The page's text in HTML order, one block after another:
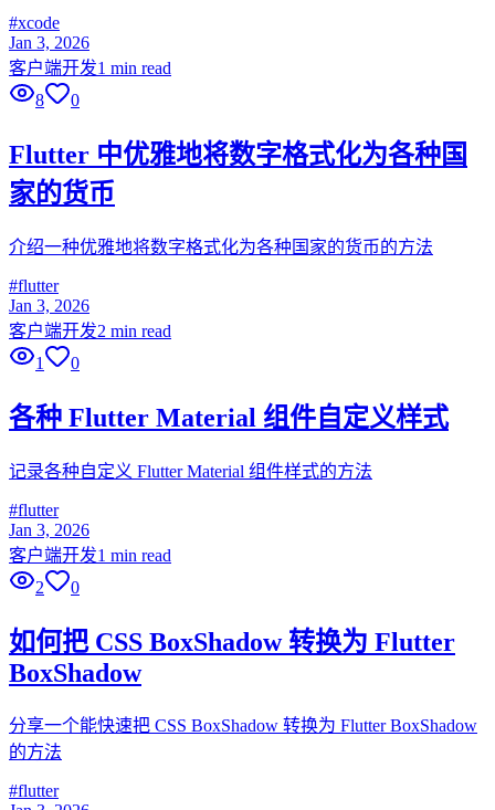
#xcode
Jan 3, 2026
客户端开发1 min read
8
0
Flutter 中优雅地将数字格式化为各种国
家的货币
介绍一种优雅地将数字格式化为各种国家的货币的方法
#flutter
Jan 3, 2026
客户端开发2 min read
1
0
各种 Flutter Material 组件自定义样式
记录各种自定义 Flutter Material 组件样式的方法
#flutter
Jan 3, 2026
客户端开发1 min read
2
0
如何把 CSS BoxShadow 转换为 Flutter
BoxShadow
分享一个能快速把 CSS BoxShadow 转换为 Flutter BoxShadow
的方法
#flutter